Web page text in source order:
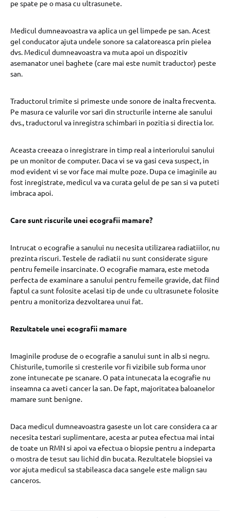
pe spate pe o masa cu ultrasunete.
Medicul dumneavoastra va aplica un gel limpede pe san. Acest
gel conducator ajuta undele sonore sa calatoreasca prin pielea
dvs. Medicul dumneavoastra va muta apoi un dispozitiv
asemanator unei baghete (care mai este numit traductor) peste
san.
Traductorul trimite si primeste unde sonore de inalta frecventa.
Pe masura ce valurile vor sari din structurile interne ale sanului
dvs., traductorul va inregistra schimbari in pozitia si directia lor.
Aceasta creeaza o inregistrare in timp real a interiorului sanului
pe un monitor de computer. Daca vi se va gasi ceva suspect, in
mod evident vi se vor face mai multe poze. Dupa ce imaginile au
fost inregistrate, medicul va va curata gelul de pe san si va puteti
imbraca apoi.
Care sunt riscurile unei ecografii mamare?
Intrucat o ecografie a sanului nu necesita utilizarea radiatiilor, nu
prezinta riscuri. Testele de radiatii nu sunt considerate sigure
pentru femeile insarcinate. O ecografie mamara, este metoda
perfecta de examinare a sanului pentru femeile gravide, dat fiind
faptul ca sunt folosite acelasi tip de unde cu ultrasunete folosite
pentru a monitoriza dezvoltarea unui fat.
Rezultatele unei ecografii mamare
Imaginile produse de o ecografie a sanului sunt in alb si negru.
Chisturile, tumorile si cresterile vor fi vizibile sub forma unor
zone intunecate pe scanare. O pata intunecata la ecografie nu
inseamna ca aveti cancer la san. De fapt, majoritatea baloanelor
mamare sunt benigne.
Daca medicul dumneavoastra gaseste un lot care considera ca ar
necesita testari suplimentare, acesta ar putea efectua mai intai
de toate un RMN si apoi va efectua o biopsie pentru a indeparta
o mostra de tesut sau lichid din bucata. Rezultatele biopsiei va
vor ajuta medicul sa stabileasca daca sangele este malign sau
canceros.